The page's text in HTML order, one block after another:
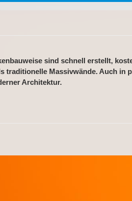
sind schnell erstellt,
traditionelle Massivwände. Auch in
Architektur.